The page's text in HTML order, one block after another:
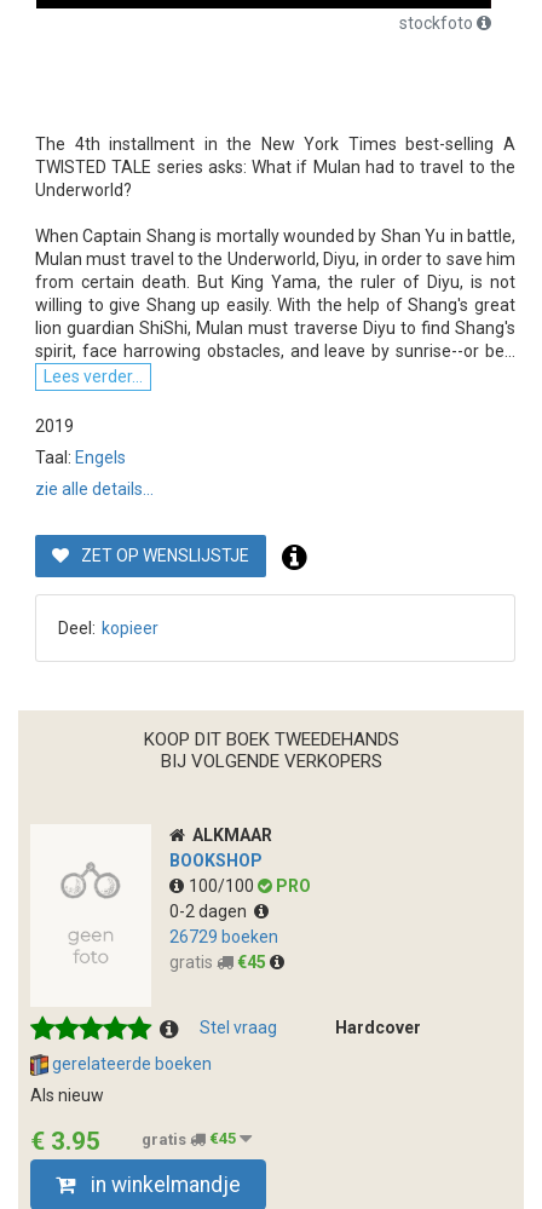
stockfoto
The 4th installment in the New York Times best-selling A
TWISTED TALE series asks: What if Mulan had to travel to the
Underworld?
When Captain Shang is mortally wounded by Shan Yu in battle,
Mulan must travel to the Underworld, Diyu, in order to save him
from certain death. But King Yama, the ruler of Diyu, is not
willing to give Shang up easily. With the help of Shang's great
lion guardian ShiShi, Mulan must traverse Diyu to find Shang's
spirit, face harrowing obstacles, and leave by sunrise--or be...
Lees verder...
2019
Taal: Engels
zie alle details...
ZET OP WENSLIJSTJE
Deel: kopieer
KOOP DIT BOEK TWEEDEHANDS
BIJ VOLGENDE VERKOPERS
ALKMAAR
BOOKSHOP
100/100
PRO
0-2 dagen
26729 boeken
gratis
€45
Stel vraag
Hardcover
gerelateerde boeken
Als nieuw
€ 3.95 gratis €45
in winkelmandje